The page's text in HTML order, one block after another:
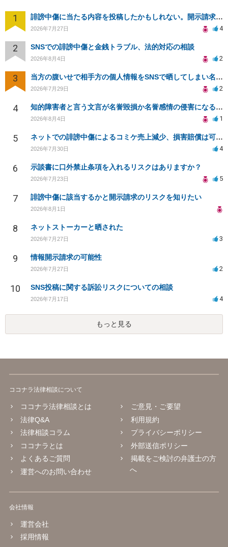
1 誹謗中傷に当たる内容を投稿したかもしれない。開示請求や民事刑事裁判に発展しうるのか教えて欲しい。
2026年7月27日 4
2 SNSでの誹謗中傷と金銭トラブル、法的対応の相談
2026年8月4日 2
3 当方の腹いせで相手方の個人情報をSNSで晒してしまい名誉毀損させてしまったかもしれない
2026年7月29日 2
4 知的障害者と言う文言が名誉毀損か名誉感情の侵害になるか教えてほしい。
2026年8月4日 1
5 ネットでの誹謗中傷によるコミケ売上減少、損害賠償は可能か？
2026年7月30日 4
6 示談書に口外禁止条項を入れるリスクはありますか？
2026年7月23日 5
7 誹謗中傷に該当するかと開示請求のリスクを知りたい
2026年8月1日
8 ネットストーカーと晒された
2026年7月27日 3
9 情報開示請求の可能性
2026年7月27日 2
10 SNS投稿に関する訴訟リスクについての相談
2026年7月17日 4
もっと見る
ココナラ法律相談について
ココナラ法律相談とは
法律Q&A
法律相談コラム
ココナラとは
よくあるご質問
運営へのお問い合わせ
ご意見・ご要望
利用規約
プライバシーポリシー
外部送信ポリシー
掲載をご検討の弁護士の方
へ
会社情報
運営会社
採用情報